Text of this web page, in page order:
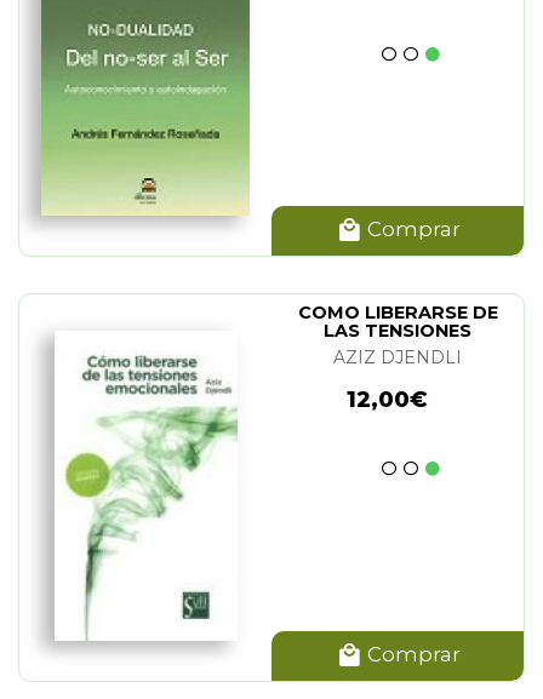
Comprar
COMO LIBERARSE DE
LAS TENSIONES
EMOCIONALES
AZIZ DJENDLI
12,00€
Comprar